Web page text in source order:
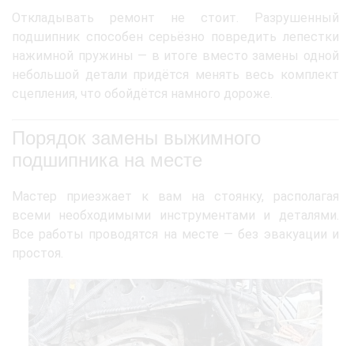
Откладывать ремонт не стоит. Разрушенный
подшипник способен серьёзно повредить лепестки
нажимной пружины — в итоге вместо замены одной
небольшой детали придётся менять весь комплект
сцепления, что обойдётся намного дороже.
Порядок замены выжимного
подшипника на месте
Мастер приезжает к вам на стоянку, располагая
всеми необходимыми инструментами и деталями.
Все работы проводятся на месте — без эвакуации и
простоя.